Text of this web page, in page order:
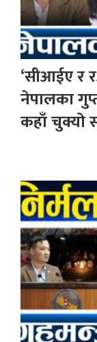
‘सीआईए र
नेपालका
कहाँ चुक्यो